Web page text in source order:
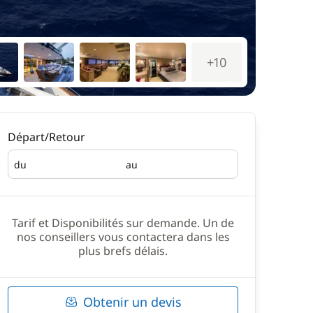
+10
Départ/Retour
du
Départ au
Retour
Tarif et Disponibilités sur demande. Un de
nos conseillers vous contactera dans les
plus brefs délais.
Obtenir un devis